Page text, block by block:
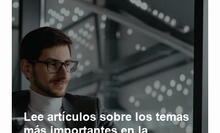
Lee artículos sobre los temas
más importantes en la